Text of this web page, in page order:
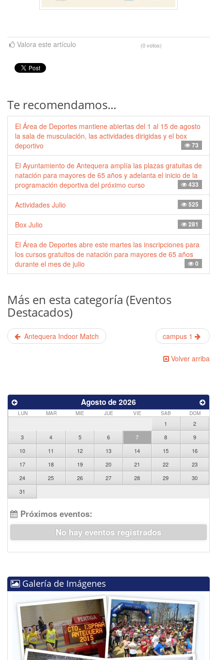
Valora este artículo (0 votos)
Te recomendamos...
El Área de Deportes mantiene abiertas del 1 al 15 de agosto
la sala de musculación, las actividades dirigidas y el box
deportivo
73
El Ayuntamiento de Antequera amplía las plazas gratuitas de
natación para mayores de 65 años y adelanta el inicio de la
programación deportiva del próximo curso
433
Actividades Julio 525
Box Julio 281
El Área de Deportes abre este martes las inscripciones para
los cursos gratuitos de natación para mayores de 65 años
durante el mes de julio
0
Más en esta categoría (Eventos
Destacados)
Antequera Indoor Match campus 1
Volver arriba
Agosto de 2026
LUN MAR MIE JUE VIE SAB DOM
1
2
3
4 5 6 7 8
9
10
11 12 13 14 15
16
17
18 19 20 21 22
23
24
25 26 27 28 29
30
31
Próximos eventos:
No hay eventos registrados
Galería de Imágenes